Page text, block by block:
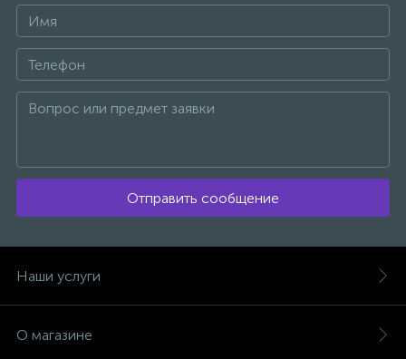
Отправить сообщение
Наши услуги
О магазине